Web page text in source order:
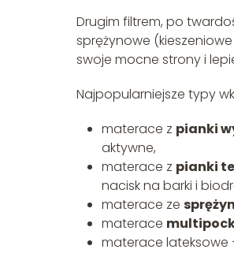
Drugim filtrem, po
sprężynowe
swoje mocne strony i
Najpopularniejsze typy
materace z pianki
aktywne,
materace z pianki
nacisk na barki i
materace ze
materace
materace lateksowe